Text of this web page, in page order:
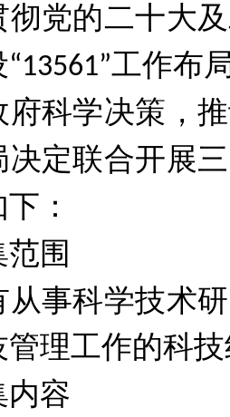
彻党的二十大
“13561”工作布
府科学决策，
决定联合开展
：
围
从事科学技术
管理工作的科
内容